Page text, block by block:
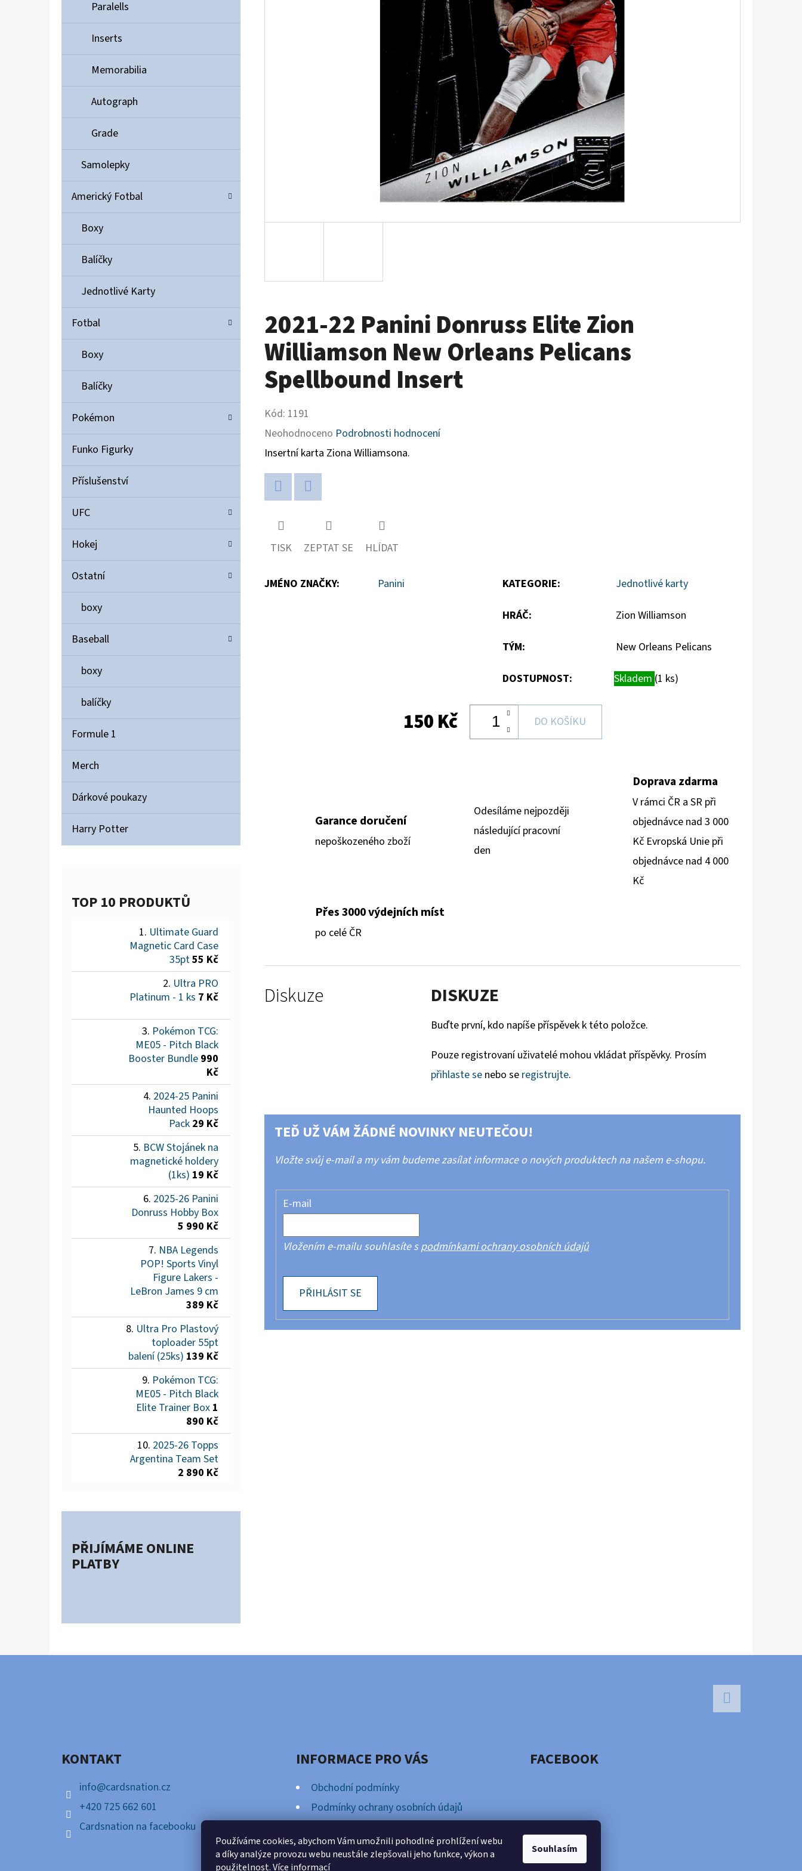
Používáme cookies, abychom Vám umožnili pohodlné prohlížení webu
a díky analýze provozu webu neustále zlepšovali jeho funkce, výkon a
použitelnost.Více informací
Souhlasím
Paralells
Inserts
Memorabilia
Autograph
Grade
Samolepky
Americký Fotbal
Boxy
Balíčky
Jednotlivé Karty
Fotbal
Boxy
Balíčky
Pokémon
Funko Figurky
Příslušenství
UFC
Hokej
Ostatní
boxy
Baseball
boxy
balíčky
Formule 1
Merch
Dárkové poukazy
Harry Potter
TOP 10 PRODUKTŮ
Ultimate Guard
Magnetic Card Case
35pt55 Kč
Ultra PRO
Platinum - 1 ks 7 Kč
Pokémon TCG:
ME05 - Pitch Black
Booster Bundle 990
Kč
2024-25 Panini
Haunted Hoops
Pack 29 Kč
BCW Stojánek na
magnetické holdery
(1ks) 19 Kč
2025-26 Panini
Donruss Hobby Box
5 990 Kč
NBA Legends
POP! Sports Vinyl
Figure Lakers -
LeBron James 9 cm
389 Kč
Ultra Pro Plastový
toploader 55pt
balení (25ks) 139 Kč
Pokémon TCG:
ME05 - Pitch Black
Elite Trainer Box 1
890 Kč
2025-26 Topps
Argentina Team Set
2 890 Kč
PŘIJÍMÁME ONLINE
PLATBY
2021-22 Panini Donruss Elite Zion
Williamson New Orleans Pelicans
Spellbound Insert
Kód: 1191
Průměrné
hodnocení
produktu
Neohodnoceno Podrobnosti hodnocení
Insertní karta Ziona Williamsona.
TISK ZEPTAT SE HLÍDAT
JMÉNO ZNAČKY: Panini KATEGORIE: Jednotlivé karty
HRÁČ: Zion Williamson
TÝM: New Orleans Pelicans
DOSTUPNOST: Skladem (1 ks)
150 Kč DO KOŠÍKU
Garance doručení
nepoškozeného zboží
Odesíláme nejpozději
následující pracovní
den
Doprava zdarma
V rámci ČR a SR při
objednávce nad 3 000
Kč Evropská Unie při
objednávce nad 4 000
Kč
Přes 3000 výdejních míst
po celé ČR
Diskuze DISKUZE
Buďte první, kdo napíše příspěvek k této položce.
Pouze registrovaní uživatelé mohou vkládat příspěvky. Prosím
přihlaste se nebo se registrujte.
TEĎ UŽ VÁM ŽÁDNÉ NOVINKY NEUTEČOU!
Vložte svůj e-mail a my vám budeme zasílat informace o nových produktech na našem e-shopu.
E-mail
Vložením e-mailu souhlasíte spodmínkami ochrany osobních údajů
PŘIHLÁSIT SE
ULTIMATE GUARD MAGNETIC CARD CASE 35PT
POKÉMON TCG: ME05 - PITCH BLACK
BOOSTER BUNDLE
990 Kč
KONTAKT
info@cardsnation.cz
+420 725 662 601
Cardsnation na facebooku
INFORMACE PRO VÁS
Obchodní podmínky
Podmínky ochrany osobních údajů
FACEBOOK